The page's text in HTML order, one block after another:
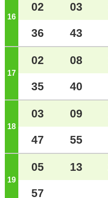
16
02 03
36 43
17 ジ
02 08
35 40
18 ジ
03 09
47 55
19 ジ
05 13
57